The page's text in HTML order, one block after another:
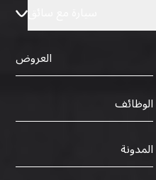
العروض
الوظائف
المدونة